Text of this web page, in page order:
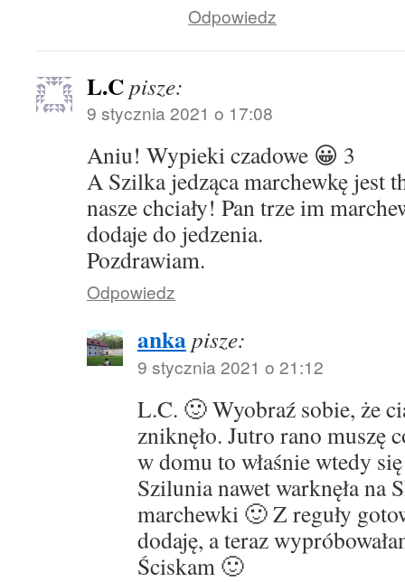
Odpowiedz
L.Cpisze:
9 stycznia 2021 o 17:08
Aniu! Wypieki czadowe 😀 3
A Szilka jedząca marchewkę jest
nasze chciały! Pan trze im
dodaje do jedzenia.
Pozdrawiam.
Odpowiedz
ankapisze:
9 stycznia 2021 o 21:12
L.C. 🙂 Wyobraź sobie, że
zniknęło. Jutro rano muszę
w domu to właśnie wtedy
Szilunia nawet warknęła na
marchewki 🙂 Z reguły
dodaję, a teraz
Ściskam 🙂